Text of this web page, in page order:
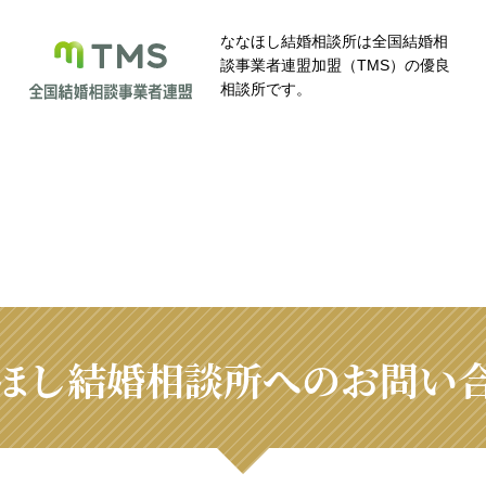
ななほし結婚相談所は全国結婚相
談事業者連盟加盟（TMS）の優良
相談所です。
し結婚相談所へのお問い